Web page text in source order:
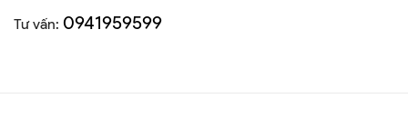
Tư vấn: 0941959599